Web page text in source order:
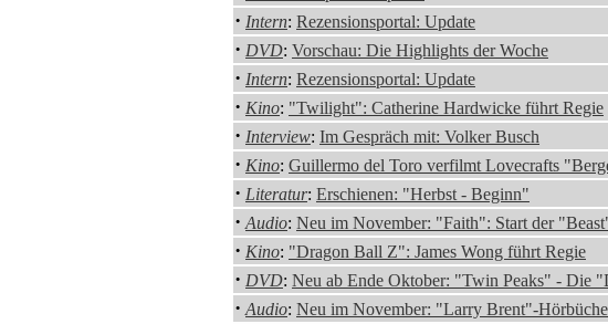
· Intern: Rezensionsportal: Update
· DVD: Vorschau: Die Highlights der Woche
· Intern: Rezensionsportal: Update
· Kino: "Twilight": Catherine Hardwicke führt Regie
· Interview: Im Gespräch mit: Volker Busch
· Kino: Guillermo del Toro verfilmt Lovecrafts
· Literatur: Erschienen: "Herbst - Beginn"
· Audio: Neu im November: "Faith": Start der
· Kino: "Dragon Ball Z": James Wong führt Regie
· DVD: Neu ab Ende Oktober: "Twin Peaks" - Die
· Audio: Neu im November: "Larry Brent"-